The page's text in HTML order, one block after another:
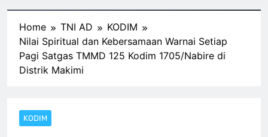
Home TNI AD
KODIM
Nilai Spiritual dan Kebersamaan Warnai Setiap
Pagi Satgas TMMD 125 Kodim 1705/Nabire di
Distrik Makimi
KODIM